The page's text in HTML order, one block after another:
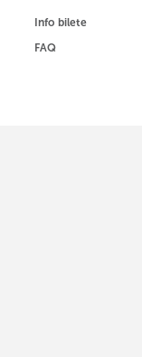
Info bilete
FAQ